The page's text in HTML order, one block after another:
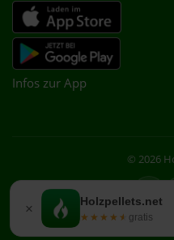
× Holzpellets.net
★★★★★
★★★★★ gratis
Infos zur App
© 2026